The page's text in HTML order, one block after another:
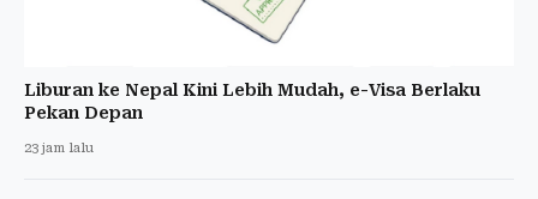
Liburan ke Nepal Kini Lebih Mudah, e-Visa Berlaku
Pekan Depan
23 jam lalu